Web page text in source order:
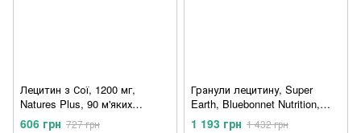
Лецитин з Сої, 1200 мг,
Natures Plus, 90 м'яких
таблеток
606 грн 727 грн
Гранули лецитину, Super
Earth, Bluebonnet Nutrition,
Super Earth, 12.7 унцій 360 гр
1 193 грн 1 432 грн